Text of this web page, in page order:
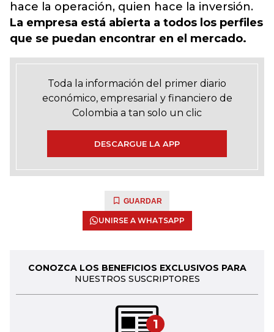
hace la operación, quien hace la inversión.
La empresa está abierta a todos los perfiles
que se puedan encontrar en el mercado.
Toda la información del primer diario
económico, empresarial y financiero de
Colombia a tan solo un clic
DESCARGUE LA APP
GUARDAR
UNIRSE A WHATSAPP
CONOZCA LOS BENEFICIOS EXCLUSIVOS PARA
NUESTROS SUSCRIPTORES
1